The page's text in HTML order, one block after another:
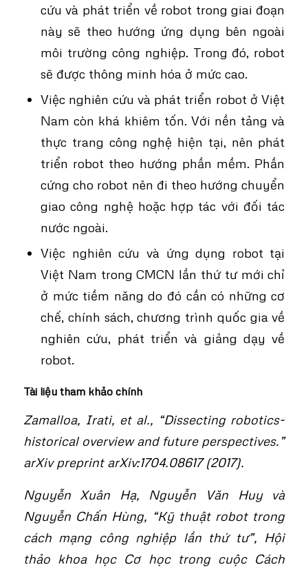
cứu và phát triển về robot trong giai đoạn
này sẽ theo hướng ứng dụng bên ngoài
môi trường công nghiệp. Trong đó, robot
sẽ được thông minh hóa ở mức cao.
Việc nghiên cứu và phát triển robot ở Việt
Nam còn khá khiêm tốn. Với nền tảng và
thực trang công nghệ hiện tại, nên phát
triển robot theo hướng phần mềm. Phần
cứng cho robot nên đi theo hướng chuyển
giao công nghệ hoặc hợp tác với đối tác
nước ngoài.
Việc nghiên cứu và ứng dụng robot tại
Việt Nam trong CMCN lần thứ tư mới chỉ
ở mức tiềm năng do đó cần có những cơ
chế, chính sách, chương trình quốc gia về
nghiên cứu, phát triển và giảng dạy về
robot.
Tài liệu tham khảo chính
Zamalloa, Irati, et al., “Dissecting robotics-
historical overview and future perspectives.”
arXiv preprint arXiv:1704.08617 (2017).
Nguyễn Xuân Hạ, Nguyễn Văn Huy và
Nguyễn Chấn Hùng, “Kỹ thuật robot trong
cách mạng công nghiệp lần thứ tư”, Hội
thảo khoa học Cơ học trong cuộc Cách